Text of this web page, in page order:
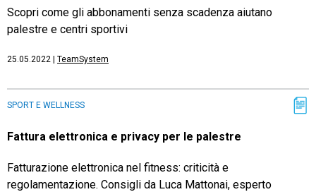
Scopri come gli abbonamenti senza scadenza aiutano
palestre e centri sportivi
25.05.2022 TeamSystem
SPORT E WELLNESS
Fattura elettronica e privacy per le palestre
Fatturazione elettronica nel fitness: criticità e
regolamentazione. Consigli da Luca Mattonai, esperto